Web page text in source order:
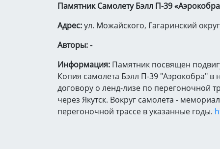
Памятник Самолету Бэлл П-39
Адрес:ул. Можайского, Гагаринский округ
Авторы: -
Информация: Памятник посвящен
Копия самолета Бэлл П-39 "Аэрокобра" в
договору о ленд-лизе по перегоночной
через Якутск. Вокруг самолета -
перегоночной трассе в указанные годы.